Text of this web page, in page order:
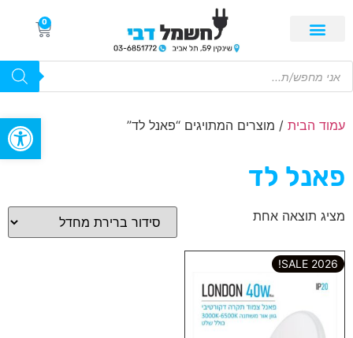
פתח
0
עמוד הבית / מוצרים המתויגים “פאנל לד”
פאנל לד
מציג תוצאה אחת
2026 SALE!